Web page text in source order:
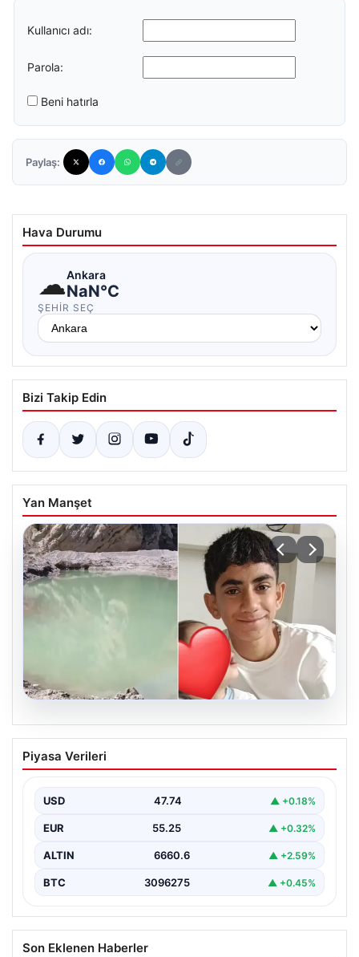
Kullanıcı adı:
Parola:
Beni hatırla
Paylaş:
Hava Durumu
☁Ankara
NaN°C
ŞEHIR SEÇ
Bizi Takip Edin
Yan Manşet
06.08.2026
12 yaşındaki çocuk hafriyat alınan
gölette boğuldu
Oluşan Gölette Boğuldu", "content": "Erzurum’un Oltu
ilçesinde…
Piyasa Verileri
USD 47.74 ▲ +0.18%
EUR 55.25 ▲ +0.32%
ALTIN 6660.6 ▲ +2.59%
BTC 3096275 ▲ +0.45%
Son Eklenen Haberler